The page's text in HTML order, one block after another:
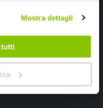
Mostra dettagli
tutti